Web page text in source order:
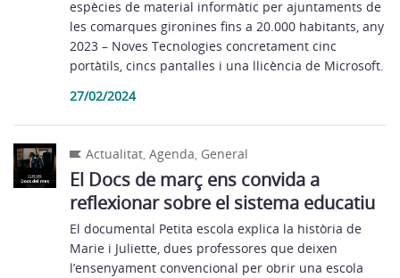
espècies de material informàtic per ajuntaments de
les comarques gironines fins a 20.000 habitants, any
2023 – Noves Tecnologies concretament cinc
portàtils, cincs pantalles i una llicència de Microsoft.
27/02/2024
Actualitat,Agenda, General
El Docs de març ens convida a
reflexionar sobre el sistema educatiu
El documental Petita escola explica la història de
Marie i Juliette, dues professores que deixen
l’ensenyament convencional per obrir una escola